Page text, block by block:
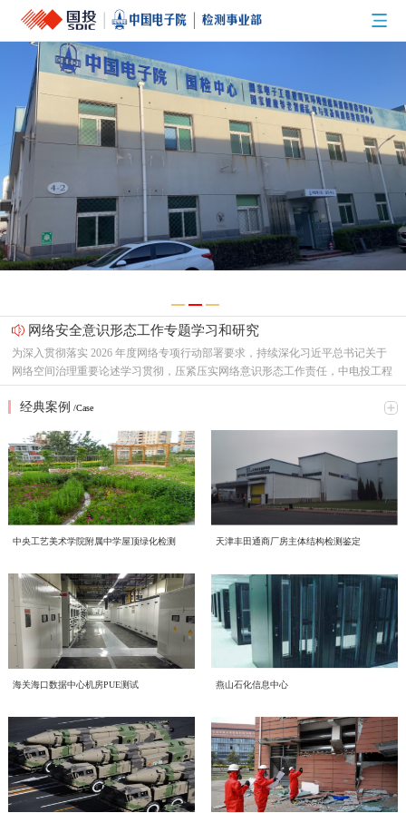
网络安全意识形态工作专题学习和研究
为深入贯彻落实 2026 年度网络专项行动部署要求，持续深化习近平总书记关于
网络空间治理重要论述学习贯彻，压紧压实网络意识形态工作责任，中电投工程
研究检测评定中心有限公司（以下简称“中心”）党总支召开专题支委会，集中研
究网络意识形态重点工作，全面梳理工作提升方向、明确落实举措。结合本次会
态工作核心意义互联网是意识形态斗争的主阵地、主战场、最前沿，网络意识形
态安全直接关系政治安全、舆论安全和单位长远发展。习近平总书记深刻指
出；“过不了互联网这一关，就过不了长期执政这一关，必须坚持正能量是总要
求、管得住是硬道理、用得好是真本事，持续健全网络生态治理长效机制，营造
风清气正的网络空间”。中心运营自有新媒体宣传平台，党员、职工线上交流、
对外业务宣传频次高，各类线上内容发布、网络言论行为都直接代表单位形象、
力，摒弃 “重业务、轻网信” 的片面认知，把网络意识形态工作摆在党建重点位
置，坚持守土有责、守土负责、守土尽责，牢牢管好、守好、用好各类网络阵
地。二、对标专项部署，明晰网络意识形态两大重点工作任务会议传达上级
2026 年度网络专项行动工作要求，结合中心运营管理实际，梳理当前网络意识
形态工作提升方向，明确两项核心工作抓手：（一）从严规范新媒体平台发布流
程，刚性落实 “三校三审” 机制新媒体是对外宣传、传递单位声音的重要载体，
内容导向容不得半点疏漏。将继续完善中心自有新媒体平台信息发布全流程管控
审” 制度：落实三级审核流程，每一级审核均留存书面或线上审核记录，做到全
程可追溯；2. 严把内容导向关口：所有对外发布图文、短视频、工作动态、宣传
材料，必须坚守正确政治方向、舆论导向、价值取向，重点核查政策表述、行业
宣传、对外口径，杜绝模糊表述、片面化表达、导向偏差内容上线；3. 常态化开
展平台自查自纠，定期梳理历史发布内容，及时清理过时、存在风险隐患的信
息，建立宣传内容负面清单，从源头防范舆情风险。（二）常态化开展党员专题
节能新起点，低碳向未来！
明的环保知识学习活动，积极响应2026年全国低碳日“绿色转型 全民同行”主题号
召。一、三部宣传片，共学绿色理念 本次学习重点围绕三部权威宣传片展开，
三部宣传片，视角不同、侧重各异，但指向同一个目标——让绿色低碳成为每个
人的行动自觉。 2026年全国低碳日“绿色转型 全民同行”主题宣传片 由生态环境
部发布，紧扣今年全国低碳日主题，号召全社会共同参与绿色转型，强调低碳发
来”主题视频 聚焦工业和信息化系统节能降碳实践，展示各领域在节能提效、绿
能降碳《守望未来》主题宣传片 以公共机构为切入点，讲述节能降碳背后的责
任与担当，传递"节约资源就是守护未来"的理念，展现公共机构在绿色转型中的
示范引领作用。二、立足"十五五"，践行全流程绿色理念在中国电子工程设计院
股份有限公司的引领下，我们立足“十五五”碳排放双控新要求，从设计、施工到
运维全流程践行绿色发展理念。 设计阶段，优先采用节能环保技术方案，从源
运维阶段，持续优化能源管理，以精细化运营实现长效减碳。三、从点滴做起，
纸，选择绿色出行让我们携手共建低碳企业，为美丽中国贡献力量！
喜报！中电投工程研究检测评定中心成功获批CNAS温室气体
审定与核查认可资质
近日，中电投工程研究检测评定中心有限公司（以下简称中心）顺利通过中国合
格评定国家认可委员会（CNAS）严格评审，成功取得温室气体审定和核查分项
认可资质，认可注册号为CNAS VV048-EI。此次资质的成功获批，标志着中心
温室气体核查、碳资产管理与低碳技术服务能力正式获得国家级、国际化权威认
委员会（CNAS）是国内权威的实验室与检验检测机构认可机构，其认可资质具
备国际互认效力，严格遵循ISO 14064系列国际标准及国家温室气体审定核查相
关准则，评审标准严苛、涵盖范围全面，是衡量机构碳核查技术能力、公正性与
权威性的核心标杆，获得该项认可意味着机构出具的温室气体审定、核查结果可
获得全球多个国家和地区的认可，具备极强的公信力与法律效力。 评审过程
中，CNAS评审组通过资料审核、现场核查、体系核查等多维度、全流程严苛评
审，对中心温室气体量化核算、排放核查、数据溯源管理、质量管理体系等核心
管理程序以及严谨的技术服务流程，最终确认中心完全符合温室气体审定与核查
机构认可规范要求，准予获批相关认可资质。 作为深耕工程检测、评定与绿色
低碳技术服务领域的专业机构，中电投工程研究检测评定中心有限公司长期聚
焦“双碳”战略落地，深耕绿色低碳产业赛道，持续完善碳服务技术体系，组建专
业碳核查技术团队，深耕电子电气设备，工业机械，食品，土木工程，建材等多
赋能合规高质量发展 中电投检测中心承接国投健康公司启动
力企业高质量、可持续、安全化发展，中国电子工程设计院股份有限公司全资子
公司中电投工程研究检测评定中心有限公司（以下简称“中电投检测中心”）承接
了国投健康产业投资有限公司（以下简称“国投健康”）质量、环境、职业健康安
全管理三体系建设项目。并于近日组织召开质量、环境、职业健康安全管理三体
系建设项目启动会。本次启动的三体系建设，严格对标 GB/T 19001-2016/ISO
9001:2015质量管理体系、GB/T 24001-2016/ISO 14001:2015环境管理体系、GB/T
45001-2020/ISO 45001:2018职业健康安全管理体系。结合标准条款和国投健康运
程工作安排，确保体系建设贴合企业实际经营情况，真正实现标准化落地、常态
化运行、长效化赋能。作为本次三体系建设工作的技术支撑单位，中电投检测中
心将持续推进国投健康三体系建设、运行、认证工作，以标准化管理赋能健康产
业高质量发展，助力国投健康全力打造管理规范、服务优质、安全可控、可持续
发展的长效管理机制。
CECS协会标准《电子工业化学品系统验收标准（送审稿）》
审查会顺利召开
近日，由中国电子工程设计院股份有限公司国家电子工程建筑及环境性能质量检
验检测中心主编的中国工程建设标准化协会标准《电子工业化学品系统验收标准
（送审稿）》（以下简称《标准》）审查会在北京召开。近年来，随着国内半导
体集成电路、平板显示等行业的快速发展，高纯化学品系统作为整个电子工程建
学品系统质量和验收细则的标准缺失，现行GB 50781、等标准多是从设计、建
造的角度，对电子工业气体系统进行技术规定，从质量控制角度目前的做法基本
是引用SEMI、ASTM等国外标准，一方面缺少技术一致性，另一方面制约了国
内相关产业的发展。本标准从立项开始，就得到了CECS 电子工程分会的大力支
持和行业的高度关注，组建了涵盖业主单位、设计院、施工单位、材料和设备供
应商、检测和技术服务机构等20多家参编单位的编制组。中国工程建设标准化协
中电投检测中心为工业建筑进行火灾后检测鉴定—全维度检
近期，我中心针对某电厂烟囱火灾事件完成全面检测鉴定工作。本次鉴定严格依
准》等国家标准，通过实体检测、温度场仿真、力学分析等多维度评估，明确烟
囱结构现状及后续处置方向，为电厂安全生产提供科学支撑。（1）全维度检测
覆盖 核心指标符合规范本次检测首先核查烟囱结构体系及平面布置，确认该钢
筋混凝土筒体整体布置与原设计图纸完全一致。地基基础未见不均匀沉降、滑移
或整体倾斜现象，后续仍需按规范持续开展沉降观测。外观质量检查显示，火灾
环境噪声检测，守护城市声环境质量
随着我国经济发展和城市化进程的加速，噪声污染已成为现代社会中一个日益突
出的环境问题。环境噪声检测作为治理噪声污染的重要环节，对提升环境的健康
及舒适度具有重要意义。 中电投工程研究检测评定中心有限公司（以下简称中
结构检测的智能化升级路径——智慧监测赋能工业装备
经典案例 /Case
中央工艺美术学院附属中学屋顶绿化检测 天津丰田通商厂房主体结构检测鉴定
海关海口数据中心机房PUE测试 燕山石化信息中心